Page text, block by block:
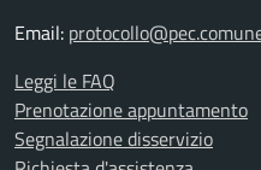
Email:
Leggi le FAQ
Prenotazione appuntamento
Segnalazione disservizio